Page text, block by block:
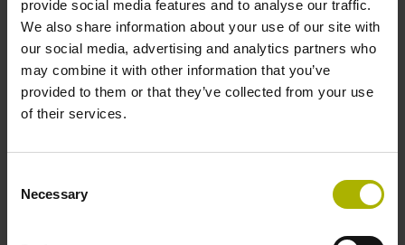
provide social media features and to analyse our traffic.
We also share information about your use of our site with
our social media, advertising and analytics partners who
may combine it with other information that you’ve
provided to them or that they’ve collected from your use
of their services.
Selection
Necessary
Weitere Referenzmarken
Abstand 35 mm vom Ende der Messlänge
Referenzimpulsbreite
90°